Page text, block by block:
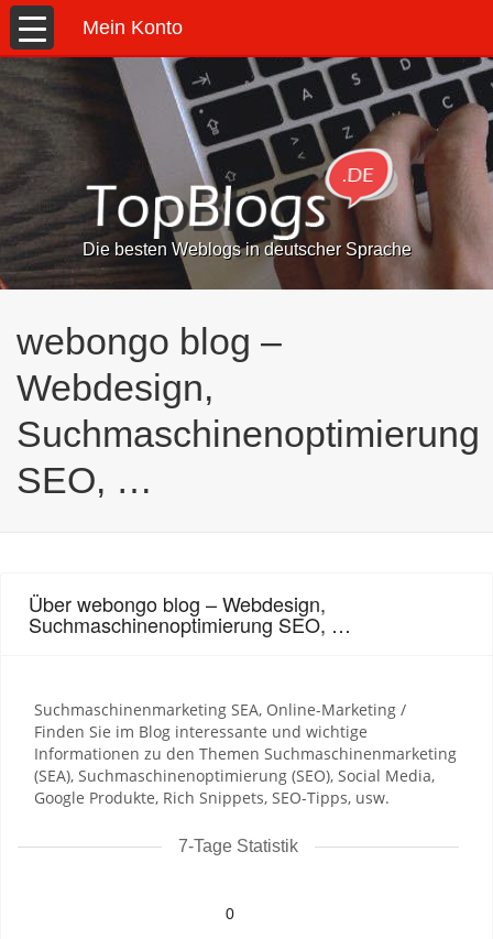
Mein Konto
Die besten Weblogs in deutscher Sprache
webongo blog –
Webdesign,
Suchmaschinenoptimierung
SEO, …
Über webongo blog – Webdesign,
Suchmaschinenoptimierung SEO, …
Suchmaschinenmarketing SEA, Online-Marketing /
Finden Sie im Blog interessante und wichtige
Informationen zu den Themen Suchmaschinenmarketing
(SEA), Suchmaschinenoptimierung (SEO), Social Media,
Google Produkte, Rich Snippets, SEO-Tipps, usw.
7-Tage Statistik
0